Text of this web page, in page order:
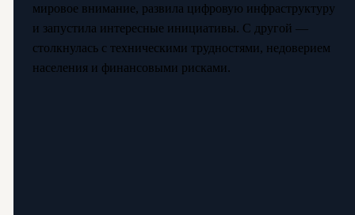
мировое внимание, развила цифровую инфраструктуру
и запустила интересные инициативы. С другой —
столкнулась с техническими трудностями, недоверием
населения и финансовыми рисками.